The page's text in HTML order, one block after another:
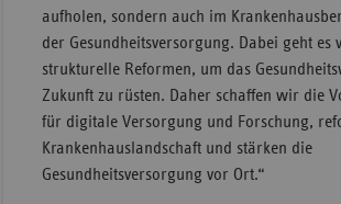
aufholen, sondern auch im
der Gesundheitsversorgung. Dabei geht es
strukturelle Reformen, um das
Zukunft zu rüsten. Daher schaffen wir die
für digitale Versorgung und Forschung,
Krankenhauslandschaft und stärken die
Gesundheitsversorgung vor Ort.“